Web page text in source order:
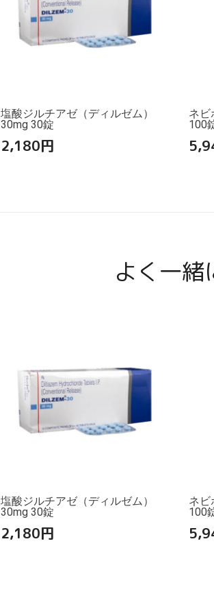
塩酸ジルチアゼ（ディルゼム）
30mg 30錠
2,180円
ネビ
100
よく一
塩酸ジルチアゼ（ディルゼム）
30mg 30錠
2,180円
ネビ
100